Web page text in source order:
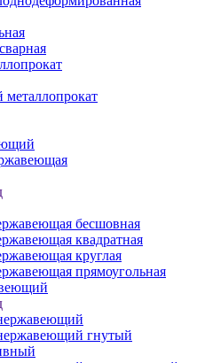
бесшовная
квадратная
круглая
прямоугольная
гнутый